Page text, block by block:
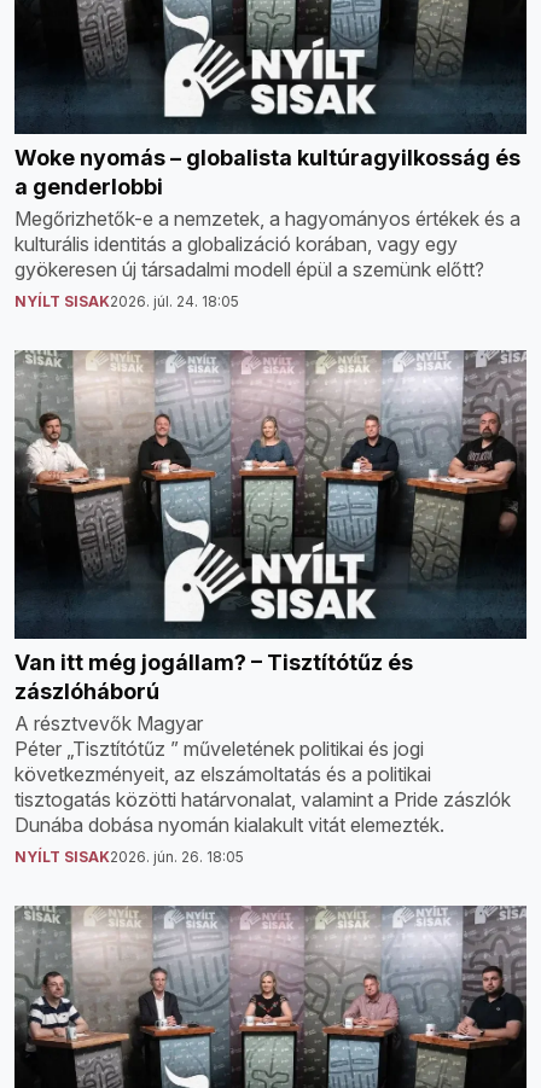
Woke nyomás – globalista kultúragyilkosság és
a genderlobbi
Megőrizhetők-e a nemzetek, a hagyományos értékek és a
kulturális identitás a globalizáció korában, vagy egy
gyökeresen új társadalmi modell épül a szemünk előtt?
NYÍLT SISAK2026. júl. 24. 18:05
Van itt még jogállam? – Tisztítótűz és
zászlóháború
A résztvevők Magyar
Péter „Tisztítótűz ” műveletének politikai és jogi
következményeit, az elszámoltatás és a politikai
tisztogatás közötti határvonalat, valamint a Pride zászlók
Dunába dobása nyomán kialakult vitát elemezték.
NYÍLT SISAK2026. jún. 26. 18:05